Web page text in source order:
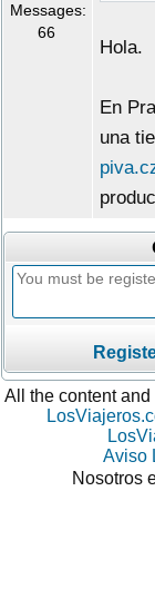
Messages:
66
Hola.
En
una
All the content
Aviso
Nosotros